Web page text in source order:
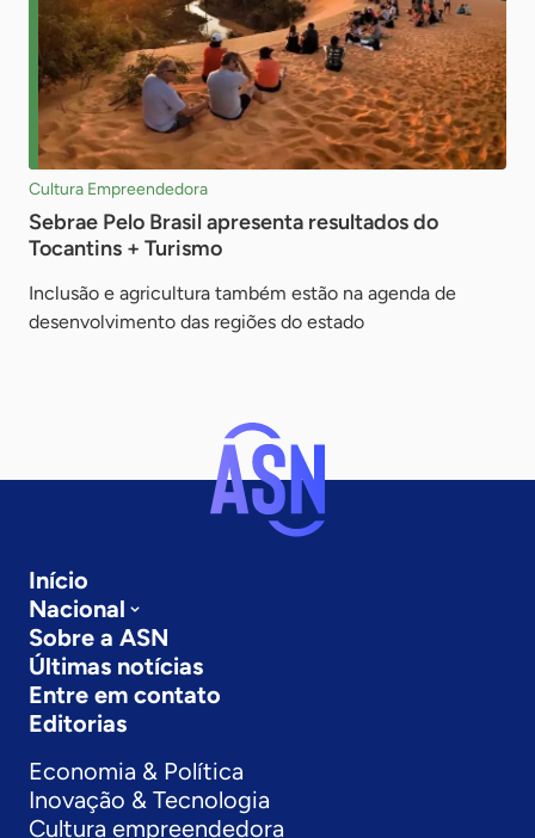
Cultura Empreendedora
Sebrae Pelo Brasil apresenta resultados do
Tocantins + Turismo
Inclusão e agricultura também estão na agenda de
desenvolvimento das regiões do estado
Início
Nacional
Sobre a ASN
Últimas notícias
Entre em contato
Editorias
Economia & Política
Inovação & Tecnologia
Cultura empreendedora